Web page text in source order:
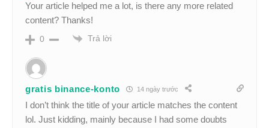
Your article helped me a lot, is there any more related
content? Thanks!
0 Trả lời
gratis binance-konto 14 ngày trước
I don’t think the title of your article matches the content
lol. Just kidding, mainly because I had some doubts